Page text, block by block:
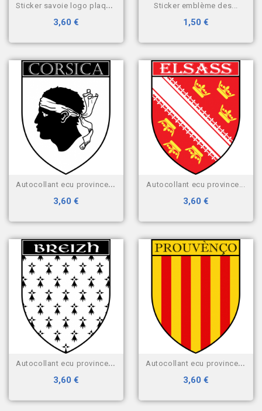
sticker savoie logo plaque...
3,60 €
sticker emblème des...
1,50 €
autocollant ecu province de...
3,60 €
autocollant ecu province...
3,60 €
autocollant ecu province de...
3,60 €
autocollant ecu province de...
3,60 €